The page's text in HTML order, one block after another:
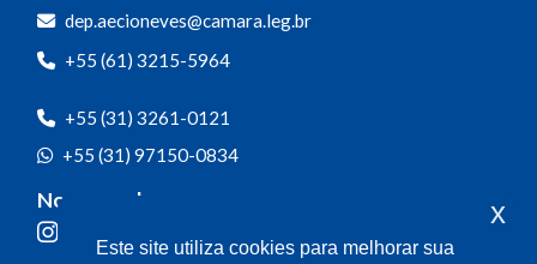
dep.aecioneves@camara.leg.br
+55 (61) 3215-5964
+55 (31) 3261-0121
+55 (31) 97150-0834
Nossas redes
Este site utiliza cookies para melhorar sua
x